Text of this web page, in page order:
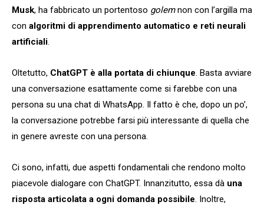
Musk, ha fabbricato un portentoso golemnon con l’argilla ma
con algoritmi di apprendimento automatico e reti neurali
artificiali
Oltetutto, ChatGPT è alla portata di chiunque . Basta avviare
una conversazione esattamente come si farebbe con una
persona su una chat di WhatsApp. Il fatto è che, dopo un po’,
la conversazione potrebbe farsi più interessante di quella che
in genere avreste con una persona.
Ci sono, infatti, due aspetti fondamentali che rendono molto
piacevole dialogare con ChatGPT. Innanzitutto, essa dà una
risposta articolata a ogni domanda possibile . Inoltre,